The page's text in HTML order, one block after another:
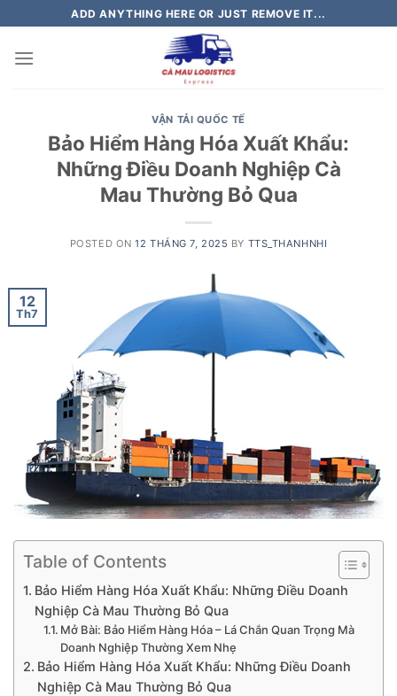
to
content
ADD ANYTHING HERE OR JUST REMOVE IT...
VẬN TẢI QUỐC TẾ
Bảo Hiểm Hàng Hóa Xuất Khẩu:
Những Điều Doanh Nghiệp Cà
Mau Thường Bỏ Qua
POSTED ON12 THÁNG 7, 2025 BY TTS_THANHNHI
12
Th7
Table of Contents
Bảo Hiểm Hàng Hóa Xuất Khẩu: Những Điều Doanh
Nghiệp Cà Mau Thường Bỏ Qua
Mở Bài: Bảo Hiểm Hàng Hóa – Lá Chắn Quan Trọng Mà
Doanh Nghiệp Thường Xem Nhẹ
Bảo Hiểm Hàng Hóa Xuất Khẩu: Những Điều Doanh
Nghiệp Cà Mau Thường Bỏ Qua